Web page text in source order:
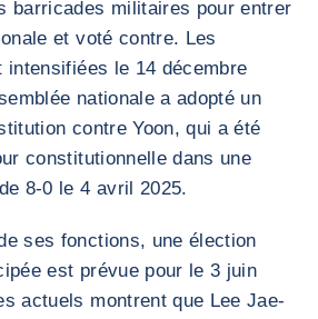
barricades militaires pour entrer
et voté contre. Les
intensifiées le 14 décembre
nationale a adopté un
contre Yoon, qui a été
constitutionnelle dans une
8-0 le 4 avril 2025.
ses fonctions, une élection
est prévue pour le 3 juin
actuels montrent que Lee Jae-